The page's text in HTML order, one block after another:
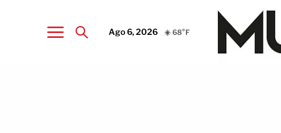
Ago 6, 2026 ☀️ 68°F